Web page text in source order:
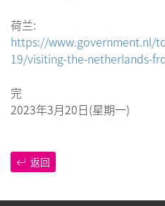
荷兰:
https://www.government.nl/
19/visiting-the-netherlands-
完
2023年3月20日(星期一)
返回